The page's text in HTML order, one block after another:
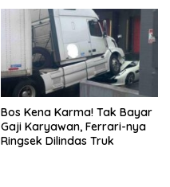
Bos Kena Karma! Tak Bayar
Gaji Karyawan, Ferrari-nya
Ringsek Dilindas Truk